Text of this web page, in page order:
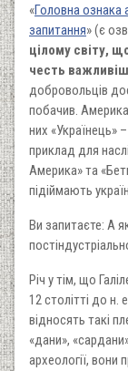
«Головна ознака
запитання» (є
цілому світу,
честь
добровольців
побачив.
них «Українець»
приклад для
Америка» та
підіймають
Ви запитаєте: А
Річ у тім, що
12 столітті до
відносять такі
«дани»,
археології,